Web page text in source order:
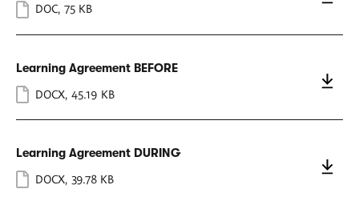
DOC, 75 KB
Learning Agreement BEFORE
DOCX 45.19 KB
Learning Agreement DURING
DOCX, 39.78 KB